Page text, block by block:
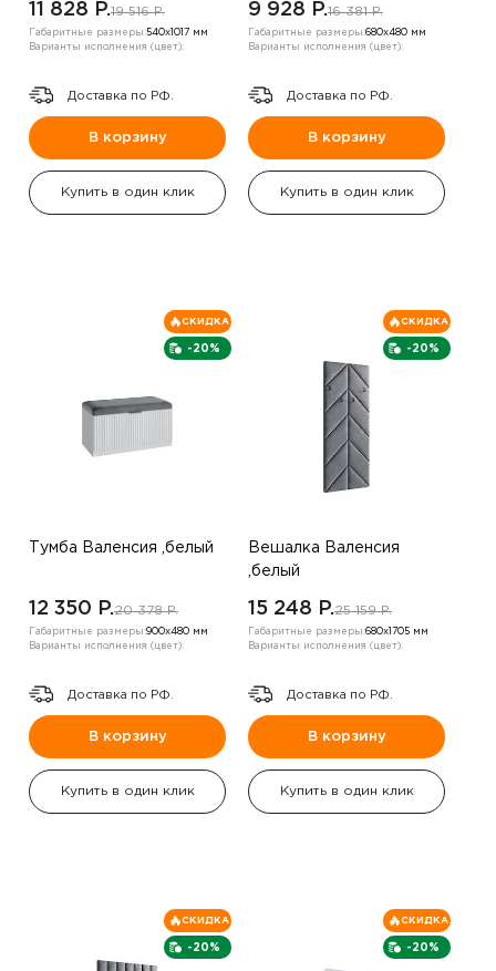
11 828 P.19 516 P.
Габаритные размеры:540х1017 мм
Варианты исполнения (цвет):
Доставка по РФ.
В корзину
Купить в один клик
9 928 P.16 381 P.
Габаритные размеры:680х480 мм
Варианты исполнения (цвет):
Доставка по РФ.
В корзину
Купить в один клик
-20%
СКИДКА
Тумба Валенсия ,белый
12 350 P.20 378 P.
Габаритные размеры:900х480 мм
Варианты исполнения (цвет):
Доставка по РФ.
В корзину
Купить в один клик
-20%
СКИДКА
Вешалка Валенсия
,белый
15 248 P.25 159 P.
Габаритные размеры:680х1705 мм
Варианты исполнения (цвет):
Доставка по РФ.
В корзину
Купить в один клик
-20%
СКИДКА
-20%
СКИДКА